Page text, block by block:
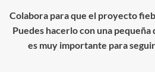
Colabora para que el proyecto
Puedes hacerlo con una
es muy importante para